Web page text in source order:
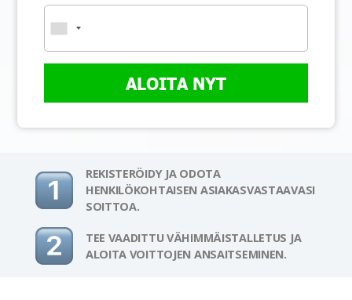
ALOITA NYT
REKISTERÖIDY JA ODOTA
HENKILÖKOHTAISEN ASIAKASVASTAAVASI
SOITTOA.
TEE VAADITTU VÄHIMMÄISTALLETUS JA
ALOITA VOITTOJEN ANSAITSEMINEN.